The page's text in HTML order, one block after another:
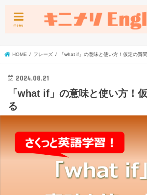
menu
HOME フレーズ 「what if」の意味と使い方！仮定の質
2024.08.21
「what if」の意味と使い方！
る